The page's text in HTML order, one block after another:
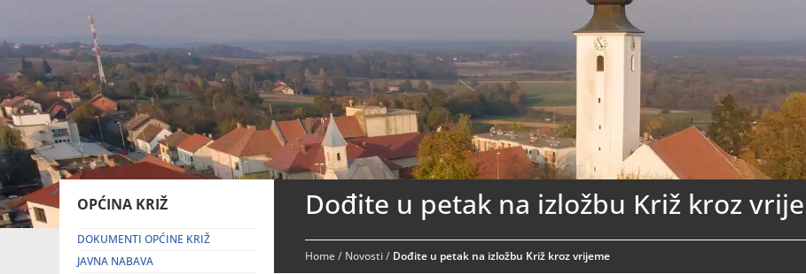
OPĆINA KRIŽ
DOKUMENTI OPĆINE KRIŽ
JAVNA NABAVA
Dođite u petak na izložbu Križ kroz
Home/ Novosti/ Dođite u petak na izložbu Križ kroz vrijeme